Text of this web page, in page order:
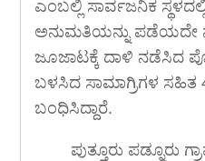
ಎಂಬಲ್ಲಿ ಸಾರ್ವಜನಿಕ
ಅನುಮತಿಯನ್ನು ಪಡೆಯದೇ
ಜೂಜಾಟಕ್ಕೆ ದಾಳಿ ನಡೆಸಿದ
ಬಳಸಿದ ಸಾಮಾಗ್ರಿಗಳ ಸಹಿತ
ಬಂಧಿಸಿದ್ದಾರೆ.
ಪುತ್ತೂರು ಪಡ್ನೂರು